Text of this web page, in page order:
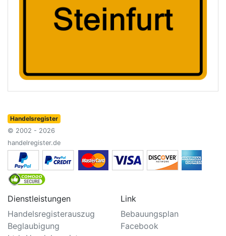
Handelsregister
© 2002 - 2026
handelregister.de
Dienstleistungen
Handelsregisterauszug
Beglaubigung
Link
Bebauungsplan
Facebook